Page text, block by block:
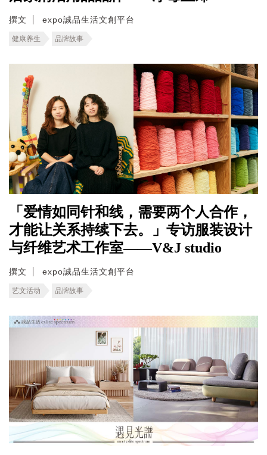
撰文 expo誠品生活文創平台
健康养生 品牌故事
「爱情如同针和线，需要两个人合作，
才能让关系持续下去。」专访服装设计
与纤维艺术工作室——V&J studio
撰文 expo誠品生活文創平台
艺文活动 品牌故事